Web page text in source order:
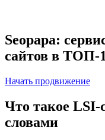
Seopapa:
сайтов в ТОП-
Начать продвижение
Что такое
словами